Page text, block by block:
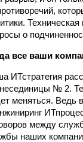
о
все ваши
ИТ­стратегия
№ 2.
меняться. Ведь
между
наших